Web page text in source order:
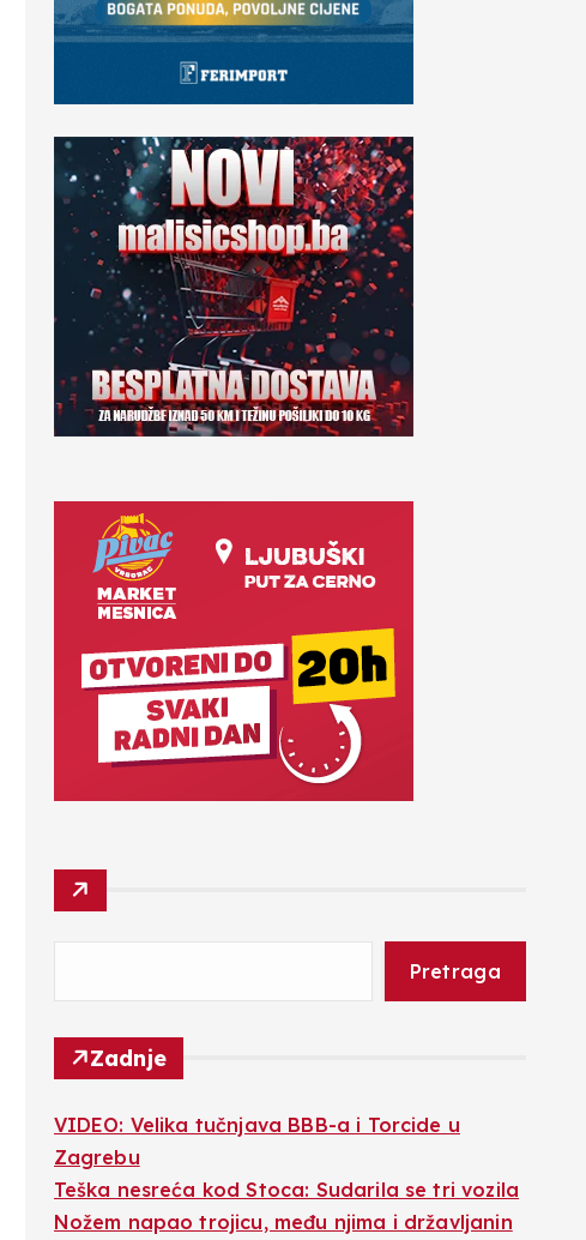
Pretraga
Zadnje
VIDEO: Velika tučnjava BBB-a i Torcide u
Zagrebu
Teška nesreća kod Stoca: Sudarila se tri vozila
Nožem napao trojicu, među njima i državljanin